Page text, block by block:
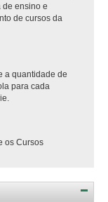
de ensino e
de cursos da
a quantidade de
para cada
os Cursos